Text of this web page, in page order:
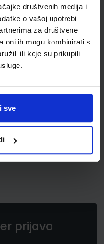
društvenih medija i
o vašoj upotrebi
za društvene
oni ih mogu kombinirati s
ili koje su prikupili
sve
prijava